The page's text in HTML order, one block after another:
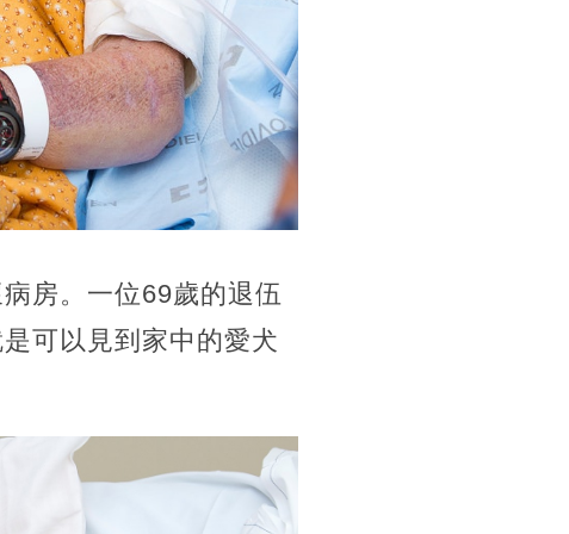
房。一位69歲的退伍
可以見到家中的愛犬